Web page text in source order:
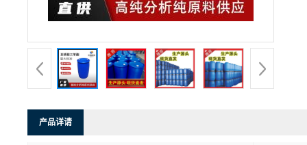
产品详请